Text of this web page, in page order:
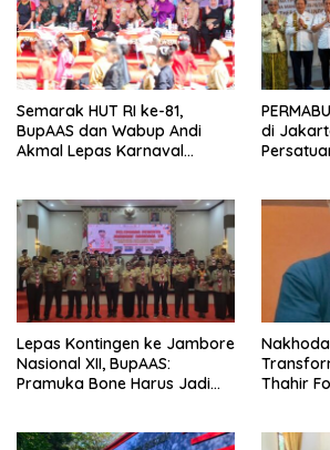
Semarak HUT RI ke-81,
BupAAS dan Wabup Andi
Akmal Lepas Karnaval
di
Lepas Kontingen ke Jambore
Nasional XII, BupAAS:
Pramuka Bone Harus Jadi
Nakhoda
Thahir